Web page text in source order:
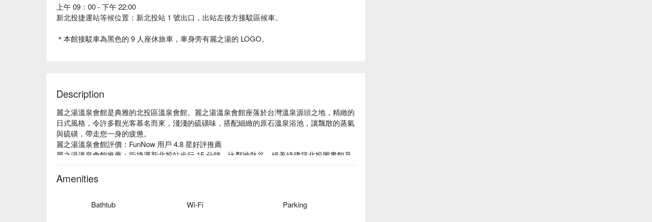
上午 09：00 - 下午 22:00
新北投捷運站等候位置：新北投站 1 號出口，出站左後方接駁區候車。
＊本館接駁車為黑色的 9 人座休旅車，車身旁有麗之湯的 LOGO。
Description
麗之湯溫泉會館是典雅的北投區溫泉會館。麗之湯溫泉會館座落於台灣溫泉源頭之地，精緻的
日式風格，令許多觀光客慕名而來，淺淺的硫磺味，搭配細緻的原石溫泉浴池，讓飄散的蒸氣
與硫磺，帶走您一身的疲憊。
麗之湯溫泉會館評價：FunNow 用戶 4.8 星好評推薦
麗之湯溫泉會館推薦：距捷運新北投站步行 15 分鐘，比鄰地熱谷、絕美綠建築北投圖書館及
極富歷史意涵的北投溫泉博物館。館內以簡約典雅的日式風格為主體，搭上木造建築和原石浴
池，並提供 100% 天然白硫磺泉質的美人牛奶浴湯，讓您在氤氳繚繞中洗去世俗的紛擾，給自
Amenities
Bathtub Wi-Fi Parking